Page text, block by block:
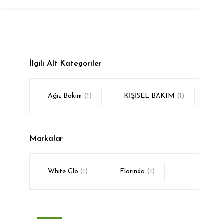
İlgili Alt Kategoriler
Ağız Bakım (1) KİŞİSEL BAKIM (1)
Markalar
White Glo (1) Florinda (1)